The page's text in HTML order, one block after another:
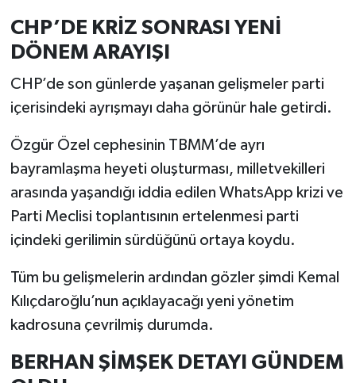
CHP’DE KRİZ SONRASI YENİ
DÖNEM ARAYIŞI
CHP’de son günlerde yaşanan gelişmeler parti
içerisindeki ayrışmayı daha görünür hale getirdi.
Özgür Özel cephesinin TBMM’de ayrı
bayramlaşma heyeti oluşturması, milletvekilleri
arasında yaşandığı iddia edilen WhatsApp krizi ve
Parti Meclisi toplantısının ertelenmesi parti
içindeki gerilimin sürdüğünü ortaya koydu.
Tüm bu gelişmelerin ardından gözler şimdi Kemal
Kılıçdaroğlu’nun açıklayacağı yeni yönetim
kadrosuna çevrilmiş durumda.
BERHAN ŞİMŞEK DETAYI GÜNDEM